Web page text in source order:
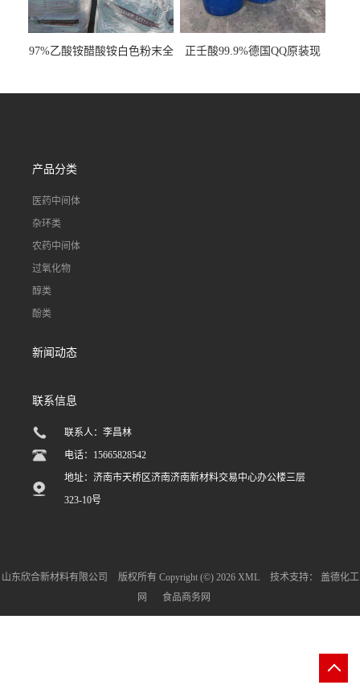
97%乙酸铵醋酸铵白色粉末全
正壬酸99.9%德国QQ原装现
产品分类
医药中间体
杂环类
农药中间体
过氧化物
醇类
酚类
新闻动态
联系信息
联系人：李昌林
电话：15665828542
地址：济南市天桥区济南济南新材料交易中心办公楼三层
323-10号
山东欣合新材料有限公司 版权所有 Copyright (©) 2026 XML 技术支持：
盖德化工
网
食品商务网